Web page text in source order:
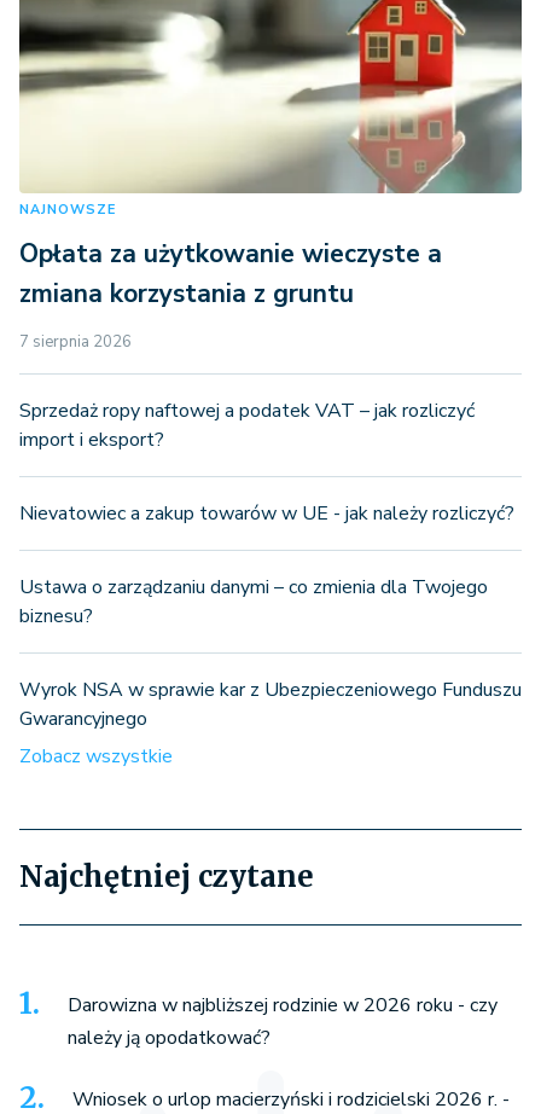
NAJNOWSZE
Opłata za użytkowanie wieczyste a
zmiana korzystania z gruntu
7 sierpnia 2026
Sprzedaż ropy naftowej a podatek VAT – jak rozliczyć
import i eksport?
Nievatowiec a zakup towarów w UE - jak należy rozliczyć?
Ustawa o zarządzaniu danymi – co zmienia dla Twojego
biznesu?
Wyrok NSA w sprawie kar z Ubezpieczeniowego Funduszu
Gwarancyjnego
Zobacz wszystkie
Najchętniej czytane
Darowizna w najbliższej rodzinie w 2026 roku - czy
należy ją opodatkować?
Wniosek o urlop macierzyński i rodzicielski 2026 r. -